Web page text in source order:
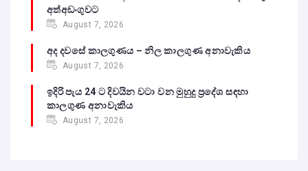
අත්අඩංගුවට
August 7, 2026
අද දවසේ කාලගුණය – නිල කාලගුණ අනාවැකිය
August 7, 2026
ඉදිරි පැය 24 ට දිවයින වටා වන මුහුදු ප්‍රදේශ සඳහා
කාලගුණ අනාවැකිය
August 7, 2026